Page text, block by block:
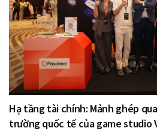
Hạ tầng tài chính: Mảnh ghép
trường quốc tế của game studio